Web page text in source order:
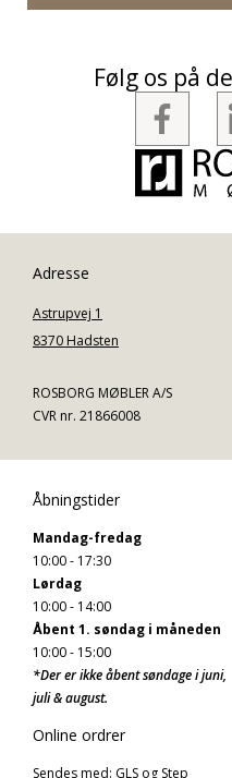
Følg os på
Adresse
Astrupvej 1
8370 Hadsten
ROSBORG MØBLER A/S
CVR nr. 21866008
Åbningstider
Mandag-fredag
10:00 - 17:30
Lørdag
10:00 - 14:00
Åbent 1. søndag i måneden
10:00 - 15:00
*Der er ikke åbent søndage i juni,
juli & august.
Online ordrer
Sendes med: GLS og Step